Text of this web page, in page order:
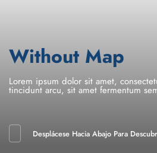
Without Map
Lorem ipsum dolor sit amet,
tincidunt arcu, sit amet fermentum
Desplácese Hacia Abajo Para